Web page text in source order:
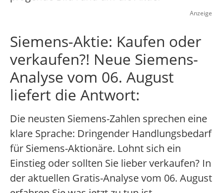
Anzeige
Siemens-Aktie: Kaufen oder
verkaufen?! Neue Siemens-
Analyse vom 06. August
liefert die Antwort:
Die neusten Siemens-Zahlen sprechen eine
klare Sprache: Dringender Handlungsbedarf
für Siemens-Aktionäre. Lohnt sich ein
Einstieg oder sollten Sie lieber verkaufen? In
der aktuellen Gratis-Analyse vom 06. August